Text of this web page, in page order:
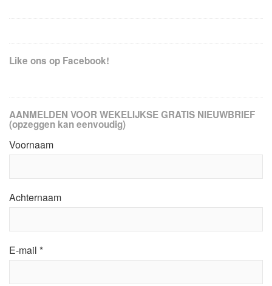
Like ons op Facebook!
AANMELDEN VOOR WEKELIJKSE GRATIS NIEUWBRIEF
(opzeggen kan eenvoudig)
Voornaam
Achternaam
E-mail *